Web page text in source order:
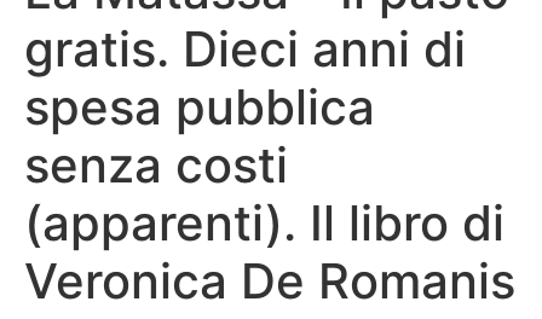
Quelli del Bandolo
Bandolo
Fondazione CERM
Fondazione CERM – Idee
gratis. Dieci anni di
spesa pubblica
senza costi
(apparenti). Il libro di
Veronica De Romanis